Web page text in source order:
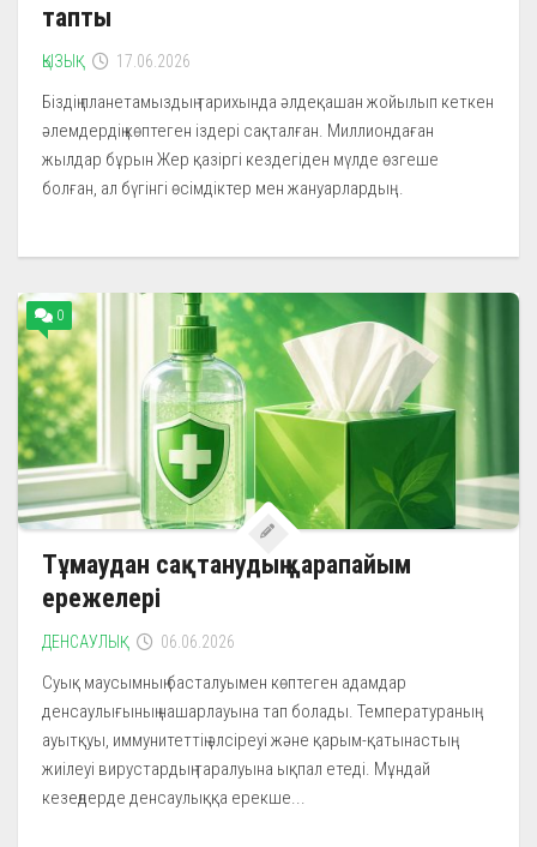
тапты
ҚЫЗЫҚ 17.06.2026
Біздің планетамыздың тарихында әлдеқашан жойылып кеткен
әлемдердің көптеген іздері сақталған. Миллиондаған
жылдар бұрын Жер қазіргі кездегіден мүлде өзгеше
болған, ал бүгінгі өсімдіктер мен жануарлардың...
0
Тұмаудан сақтанудың қарапайым
ережелері
ДЕНСАУЛЫҚ 06.06.2026
Суық маусымның басталуымен көптеген адамдар
денсаулығының нашарлауына тап болады. Температураның
ауытқуы, иммунитеттің әлсіреуі және қарым-қатынастың
жиілеуі вирустардың таралуына ықпал етеді. Мұндай
кезеңдерде денсаулыққа ерекше...